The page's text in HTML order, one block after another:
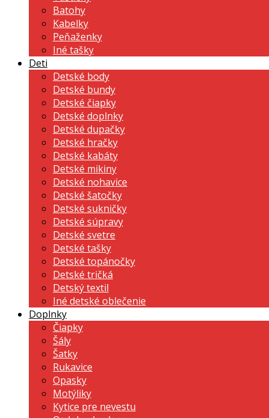
Batohy
Kabelky
Peňaženky
Iné tašky
Deti
Detské body
Detské bundy
Detské čiapky
Detské doplnky
Detské dupačky
Detské hračky
Detské kabáty
Detské mikiny
Detské nohavice
Detské šatočky
Detské sukničky
Detské súpravy
Detské svetre
Detské tašky
Detské topánočky
Detské tričká
Detský textil
Iné detské oblečenie
Doplnky
Čiapky
Šály
Šatky
Rukavice
Opasky
Motýliky
Kytice pre nevestu